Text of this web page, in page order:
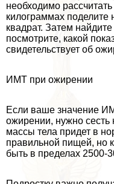
необходимо
килограммах поделите
квадрат. Затем
посмотрите, какой
свидетельствует об
ИМТ при ожирении
Если ваше значение
ожирении, нужно сесть
массы тела придет в
правильной пищей, но
быть в пределах 2500-